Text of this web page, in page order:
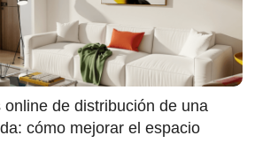
online de distribución de una
cómo mejorar el espacio